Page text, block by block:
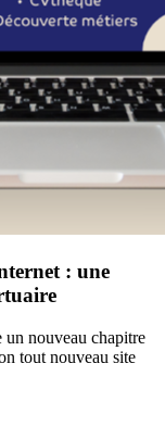
: une
nouveau chapitre
tout nouveau site